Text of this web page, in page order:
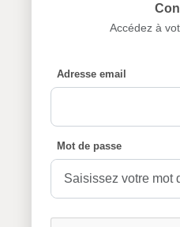
Accédez à
Adresse email
Mot de passe